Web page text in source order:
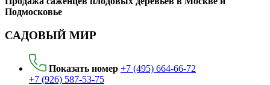
Подмосковье
САДОВЫЙ МИР
Показать номер +7 (495) 664-66-72
+7 (926) 587-53-75